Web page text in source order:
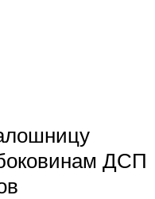
ДСП